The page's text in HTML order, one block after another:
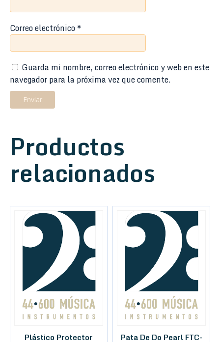
Correo electrónico*
Guarda mi nombre, correo electrónico y web en este
navegador para la próxima vez que comente.
Productos
relacionados
Plástico Protector Pata De Do Pearl FTC-